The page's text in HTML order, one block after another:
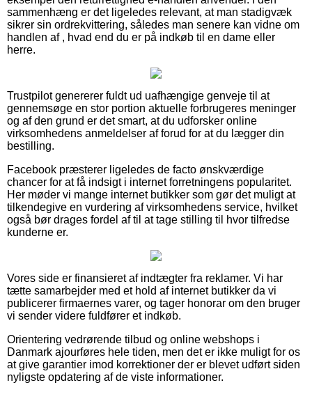
sammenhæng er det ligeledes relevant, at man stadigvæk
sikrer sin ordrekvittering, således man senere kan vidne om
handlen af , hvad end du er på indkøb til en dame eller
herre.
Trustpilot genererer fuldt ud uafhængige genveje til at
gennemsøge en stor portion aktuelle forbrugeres meninger
og af den grund er det smart, at du udforsker online
virksomhedens anmeldelser af forud for at du lægger din
bestilling.
Facebook præsterer ligeledes de facto ønskværdige
chancer for at få indsigt i internet forretningens popularitet.
Her møder vi mange internet butikker som gør det muligt at
tilkendegive en vurdering af virksomhedens service, hvilket
også bør drages fordel af til at tage stilling til hvor tilfredse
kunderne er.
Vores side er finansieret af indtægter fra reklamer. Vi har
tætte samarbejder med et hold af internet butikker da vi
publicerer firmaernes varer, og tager honorar om den bruger
vi sender videre fuldfører et indkøb.
Orientering vedrørende tilbud og online webshops i
Danmark ajourføres hele tiden, men det er ikke muligt for os
at give garantier imod korrektioner der er blevet udført siden
nyligste opdatering af de viste informationer.